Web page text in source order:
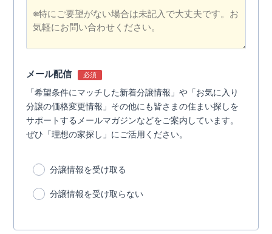
メール配信 必須
「希望条件にマッチした新着分譲情報」や「お気に入り
分譲の価格変更情報」その他にも皆さまの住まい探しを
サポートするメールマガジンなどをご案内しています。
ぜひ「理想の家探し」にご活用ください。
分譲情報を受け取る
分譲情報を受け取らない